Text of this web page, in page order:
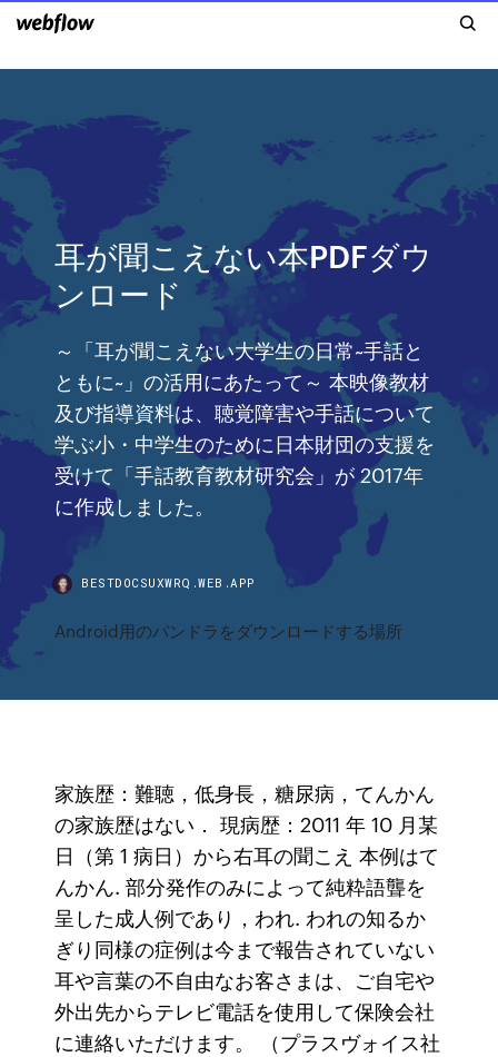
耳が聞こえない本PDFダウ
ンロード
～「耳が聞こえない大学生の日常~手話と
ともに~」の活用にあたって～ 本映像教材
及び指導資料は、聴覚障害や手話について
学ぶ小・中学生のために日本財団の支援を
受けて「手話教育教材研究会」が 2017年
に作成しました。
BESTDOCSUXWRQ.WEB.APP
Android用のパンドラをダウンロードする場所
家族歴：難聴，低身長，糖尿病，てんかん
の家族歴はない． 現病歴：2011 年 10 月某
日（第 1 病日）から右耳の聞こえ 本例はて
んかん. 部分発作のみによって純粋語聾を
呈した成人例であり，われ. われの知るか
ぎり同様の症例は今まで報告されていない
耳や言葉の不自由なお客さまは、ご自宅や
外出先からテレビ電話を使用して保険会社
に連絡いただけます。 （プラスヴォイス社